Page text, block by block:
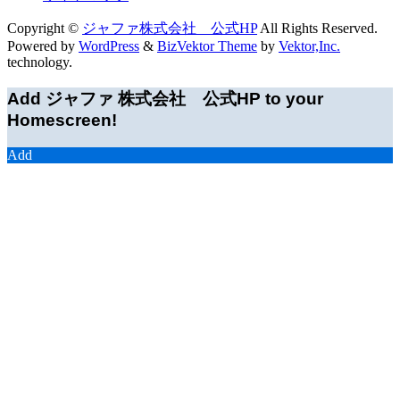
Copyright © ジャファ株式会社 公式HPAll Rights Reserved.
Powered by WordPress & BizVektor Theme by Vektor,Inc.
technology.
Add ジャファ 株式会社 公式HP to your
Homescreen!
Add